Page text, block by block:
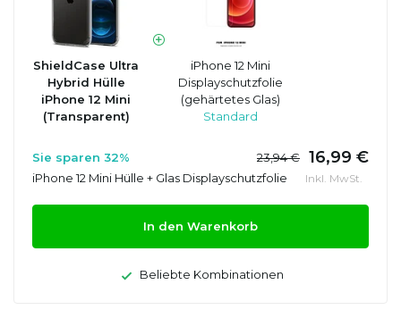
ShieldCase Ultra
Hybrid Hülle
iPhone 12 Mini
(Transparent)
iPhone 12 Mini
Displayschutzfolie
(gehärtetes Glas)
Standard
Sie sparen 32% 23,94 € 16,99 €
iPhone 12 Mini Hülle + Glas Displayschutzfolie Inkl. MwSt.
In den Warenkorb
Beliebte Kombinationen